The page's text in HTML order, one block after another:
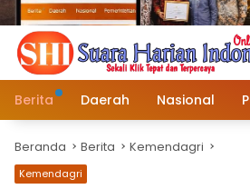
Berita Daerah Nasional
Beranda Berita Kemendagri
Kemendagri